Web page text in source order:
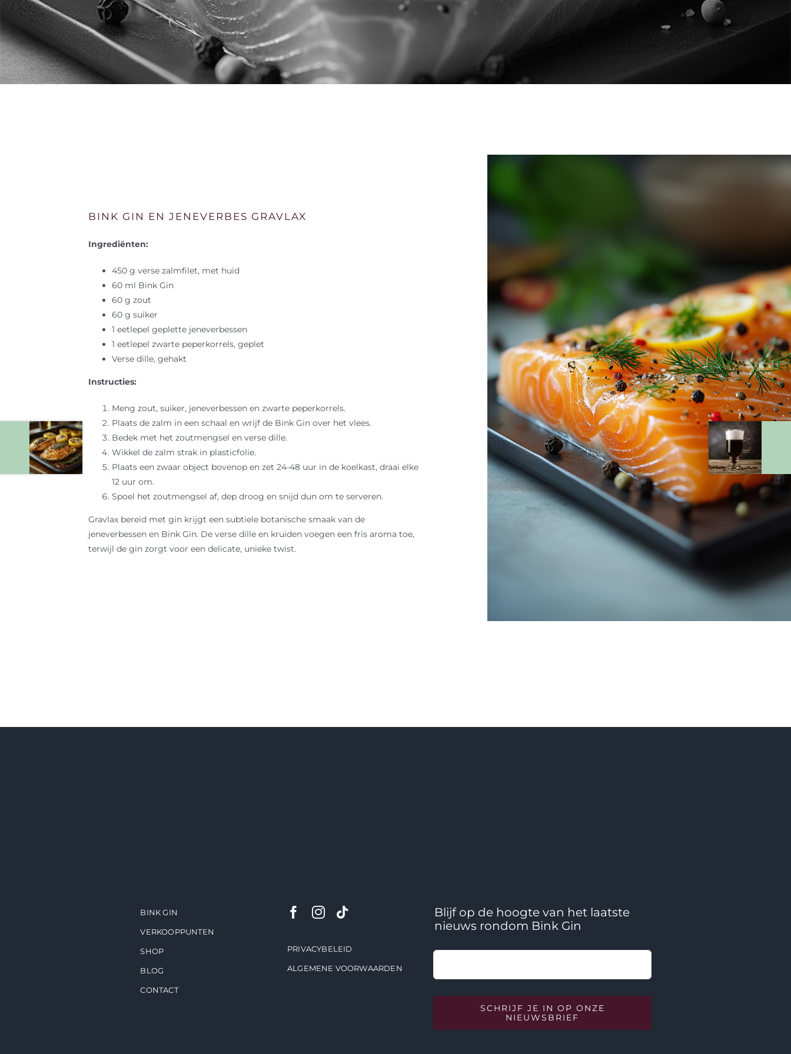
BINK GIN EN JENEVERBES GRAVLAX
Ingrediënten:
450 g verse zalmfilet, met huid
60 ml Bink Gin
60 g zout
60 g suiker
1 eetlepel geplette jeneverbessen
1 eetlepel zwarte peperkorrels, geplet
Verse dille, gehakt
Instructies:
Meng zout, suiker, jeneverbessen en zwarte peperkorrels.
Plaats de zalm in een schaal en wrijf de Bink Gin over het vlees.
Bedek met het zoutmengsel en verse dille.
Wikkel de zalm strak in plasticfolie.
Plaats een zwaar object bovenop en zet 24-48 uur in de koelkast, draai elke
12 uur om.
Spoel het zoutmengsel af, dep droog en snijd dun om te serveren.
Gravlax bereid met gin krijgt een subtiele botanische smaak van de
jeneverbessen en Bink Gin. De verse dille en kruiden voegen een fris aroma toe,
terwijl de gin zorgt voor een delicate, unieke twist.
CONTACT
SCHRIJF JE IN OP ONZE
| Alle rechten voorbehouden